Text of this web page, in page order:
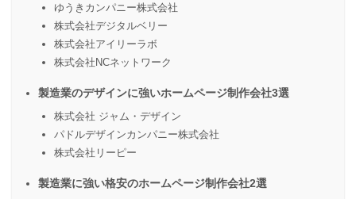
ゆうきカンパニー株式会社
株式会社デジタルベリー
株式会社アイリーラボ
株式会社NCネットワーク
製造業のデザインに強いホームページ制作会社3選
株式会社 ジャム・デザイン
パドルデザインカンパニー株式会社
株式会社リーピー
製造業に強い格安のホームページ制作会社2選